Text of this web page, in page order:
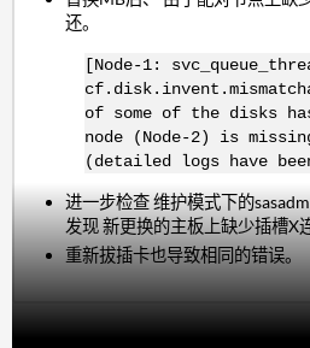
还。
[Node-1:
of some of the disks
node (Node-2) is
(detailed logs have
进一步检查 维护模式下的
发现 新更换的主板上缺少插槽X
重新拔插卡也导致相同的错误。